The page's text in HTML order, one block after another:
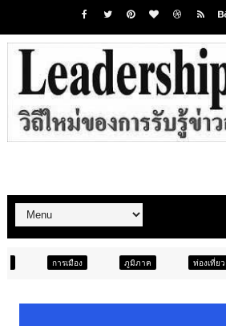
ภูมิภาค ท่องเที่ยว บันเทิง